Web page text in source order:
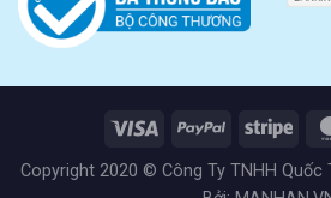
Copyright 2020 © Công Ty TNHH Quốc